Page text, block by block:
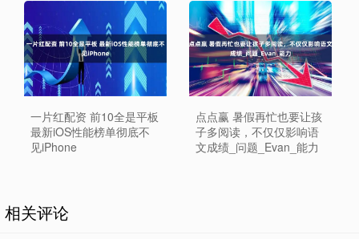
一片红配资 前10全是平板
最新iOS性能榜单彻底不
见iPhone
点点赢 暑假再忙也要让孩
子多阅读，不仅仅影响语
文成绩_问题_Evan_能力
相关评论